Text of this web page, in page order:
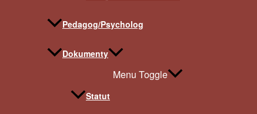
Pedagog/Psycholog
Dokumenty
Menu Toggle
Statut